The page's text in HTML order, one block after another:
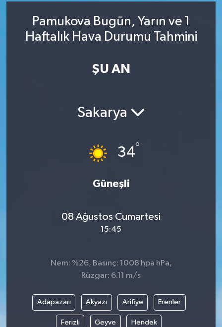
Pamukova Bugün, Yarın ve 1
Haftalık Hava Durumu Tahmini
ŞU AN
Sakarya
34°
Güneşli
08 Ağustos Cumartesi
15:45
Nem: %26, Basınç: 1008 hpa hPa,
Rüzgar: 6.11 m/s
Adapazarı Akyazı Arifiye Erenler
Ferizli Geyve Hendek
RESMİ İLAN
BİLİM VE TEKNOLOJİ
RESMİ İLAN
Yaşam